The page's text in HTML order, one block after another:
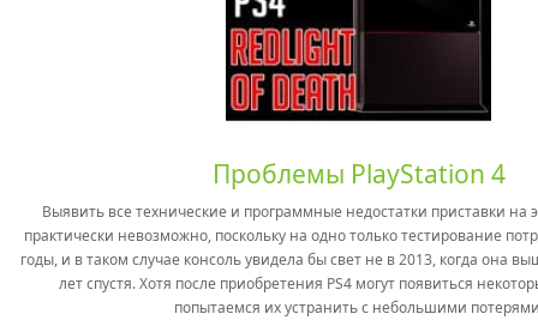
Проблемы PlayStation 4
Выявить все технические и программные недостатки приставки на
практически невозможно, поскольку на одно только тестирование
годы, и в таком случае консоль увидела бы свет не в 2013, когда она
лет спустя. Хотя после приобретения PS4 могут появиться
попытаемся их устранить с небольшими